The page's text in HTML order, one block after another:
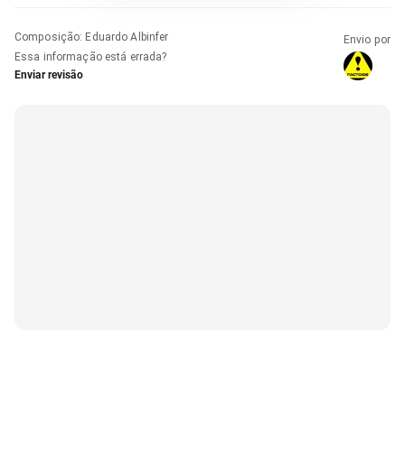
Composição: Eduardo Albinfer
Essa informação está errada?
Enviar revisão
Envio por